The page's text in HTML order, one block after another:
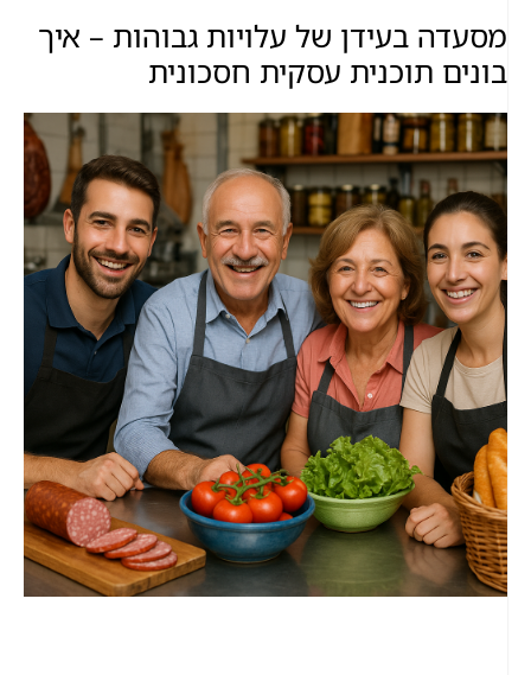
מסעדה בעידן של עלויות גבוהות – איך
בונים תוכנית עסקית חסכונית